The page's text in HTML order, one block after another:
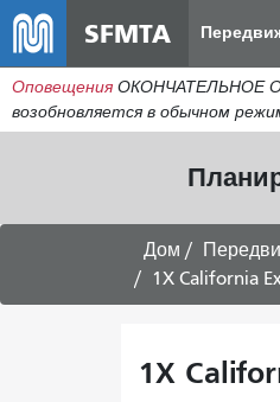
SFMTA
Оповещения ОКОНЧАТЕЛЬНОЕ
возобновляется в обычном
Дом
1X California
1X